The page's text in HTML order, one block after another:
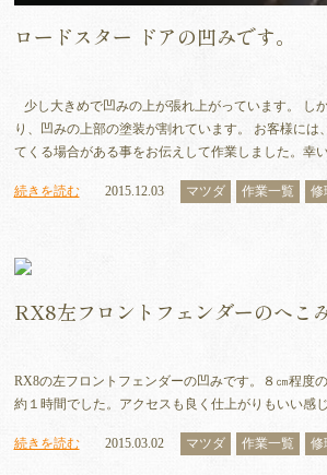
ロードスター ドアの凹みです。
少し大きめで凹みの上が張れ上がっています。 し
り、凹みの上部の塗装が割れています。 お客様には
てくる場合がある事をお伝えして作業しました。幸
続きを読む 2015.12.03 マツダ 作業一覧 修
RX8左フロントフェンダーのへこ
RX8の左フロントフェンダーの凹みです。８㎝程度
約１時間でした。アクセスも良く仕上がりもいい感
続きを読む 2015.03.02 マツダ 作業一覧 修